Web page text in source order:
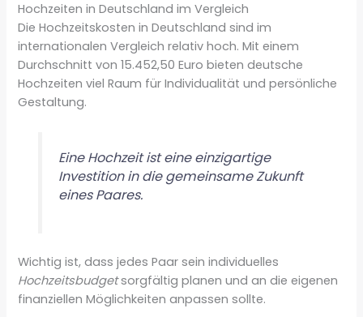
Hochzeiten in Deutschland im Vergleich
Die Hochzeitskosten in Deutschland sind im
internationalen Vergleich relativ hoch. Mit einem
Durchschnitt von 15.452,50 Euro bieten deutsche
Hochzeiten viel Raum für Individualität und persönliche
Gestaltung.
Eine Hochzeit ist eine einzigartige
Investition in die gemeinsame Zukunft
eines Paares.
Wichtig ist, dass jedes Paar sein individuelles
Hochzeitsbudgetsorgfältig planen und an die eigenen
finanziellen Möglichkeiten anpassen sollte.